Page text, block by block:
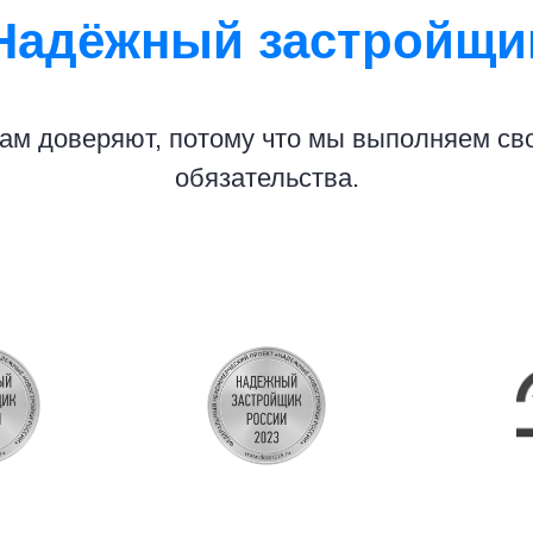
доверяют, потому что мы выполняем
обязательства.